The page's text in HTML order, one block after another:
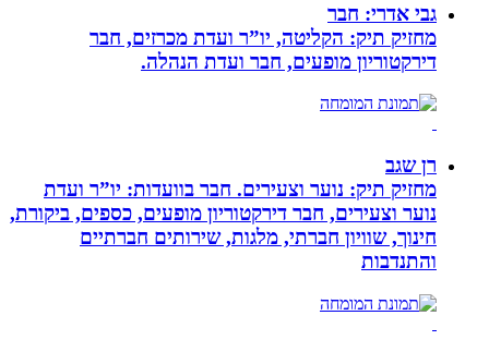
גבי אדרי: חבר
מחזיק תיק: הקליטה, יו”ר ועדת מכרזים, חבר
דירקטוריון מופעים, חבר ועדת הנהלה.
רן שגב
מחזיק תיק: נוער וצעירים. חבר בוועדות: יו”ר ועדת
נוער וצעירים, חבר דירקטוריון מופעים, כספים, ביקורת,
חינוך, שוויון חברתי, מלגות, שירותים חברתיים
והתנדבות